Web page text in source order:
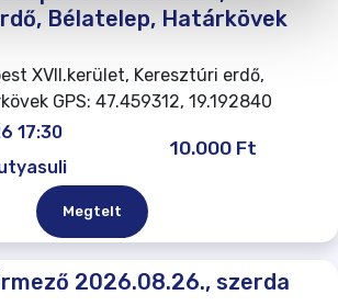
Bélatelep, Határkövek
XVII.kerület, Keresztúri erdő,
GPS: 47.459312, 19.192840
17:30
10.000 Ft
Megtelt
2026.08.26., szerda